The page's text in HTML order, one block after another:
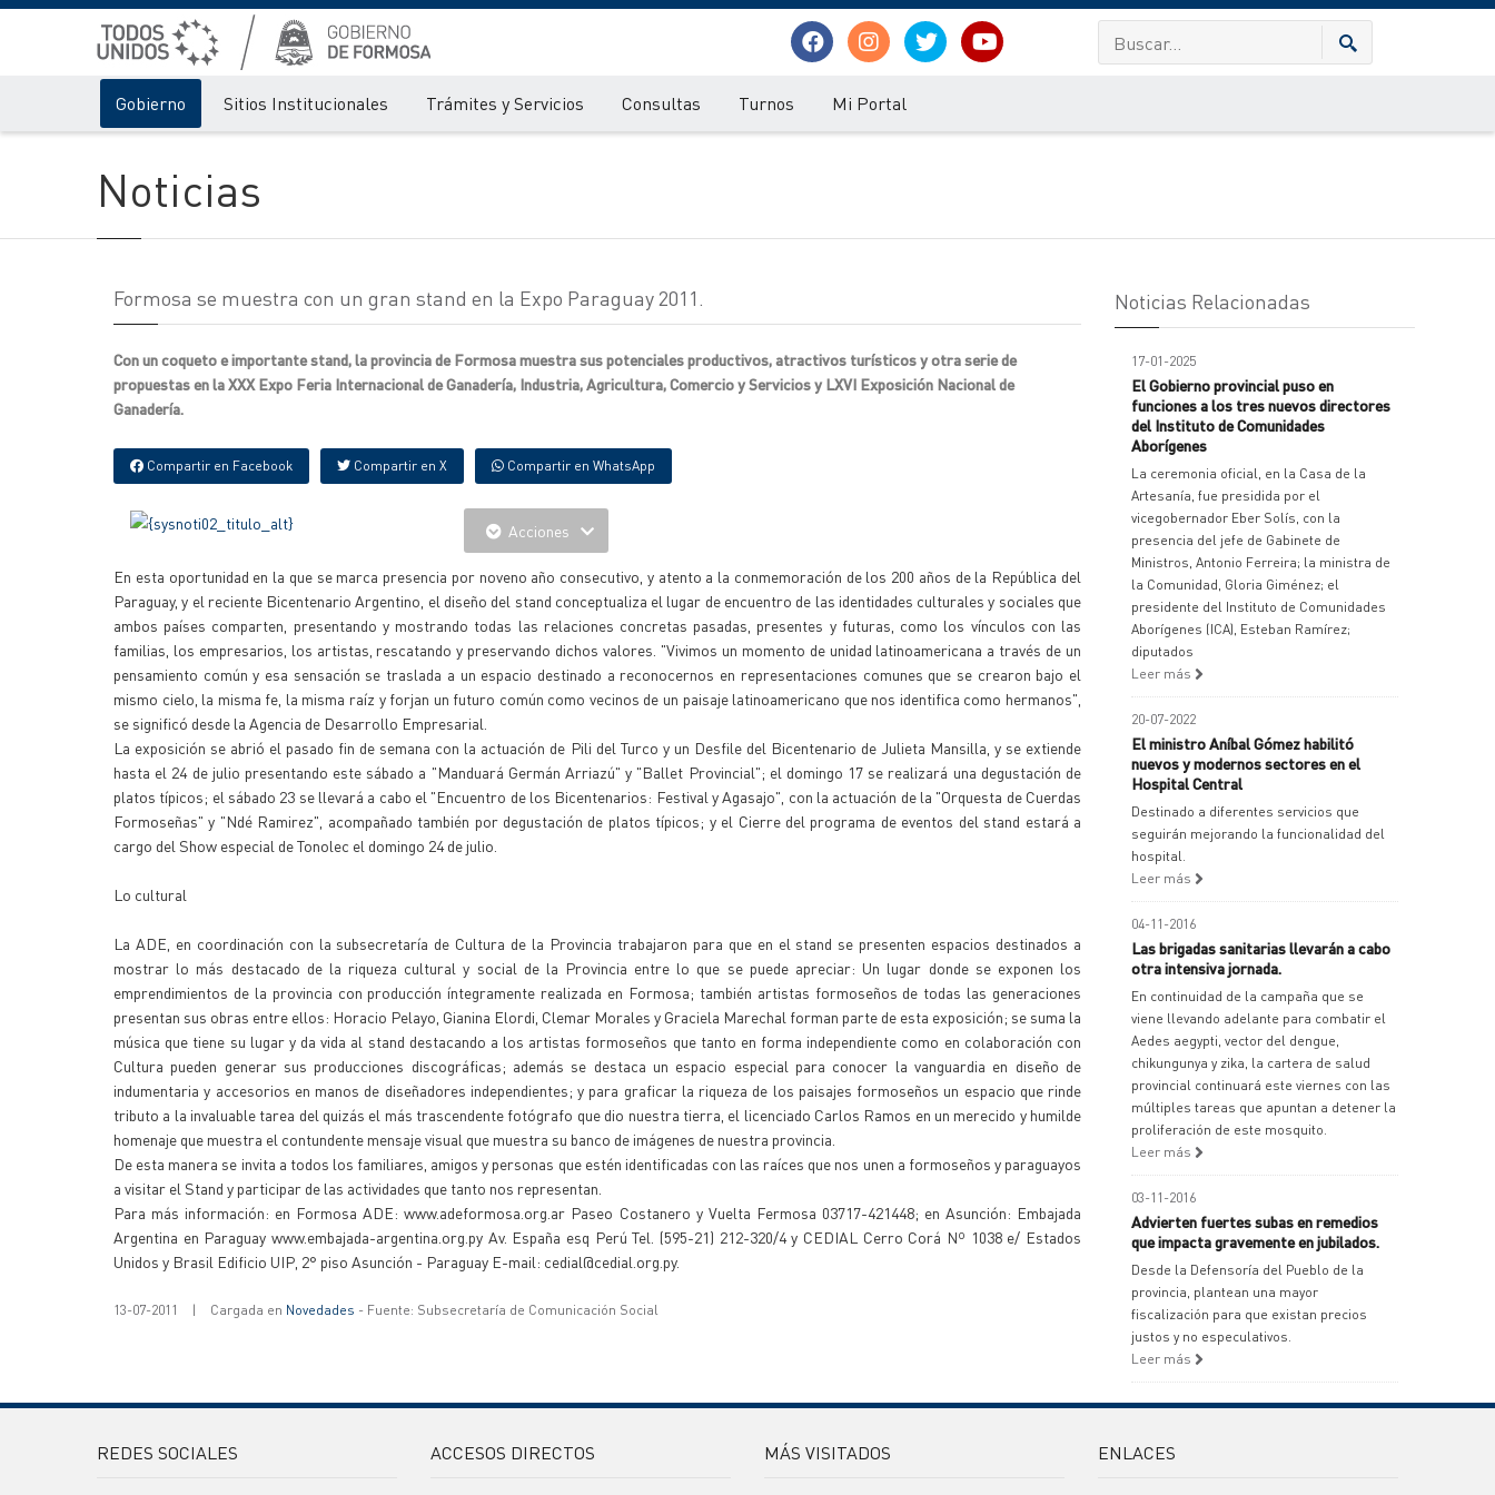
Gobierno Sitios Institucionales Trámites y Servicios Consultas Turnos Mi Portal
Noticias
Formosa se muestra con un gran stand en la Expo Paraguay 2011.
Con un coqueto e importante stand, la provincia de Formosa muestra sus potenciales productivos, atractivos turísticos y otra serie de
propuestas en la XXX Expo Feria Internacional de Ganadería, Industria, Agricultura, Comercio y Servicios y LXVI Exposición Nacional de
Ganadería.
Compartir en Facebook Compartir en X Compartir en WhatsApp
Acciones
En esta oportunidad en la que se marca presencia por noveno año consecutivo, y atento a la conmemoración de los 200 años de la República del
Paraguay, y el reciente Bicentenario Argentino, el diseño del stand conceptualiza el lugar de encuentro de las identidades culturales y sociales que
ambos países comparten, presentando y mostrando todas las relaciones concretas pasadas, presentes y futuras, como los vínculos con las
familias, los empresarios, los artistas, rescatando y preservando dichos valores. "Vivimos un momento de unidad latinoamericana a través de un
pensamiento común y esa sensación se traslada a un espacio destinado a reconocernos en representaciones comunes que se crearon bajo el
mismo cielo, la misma fe, la misma raíz y forjan un futuro común como vecinos de un paisaje latinoamericano que nos identifica como hermanos",
se significó desde la Agencia de Desarrollo Empresarial.
La exposición se abrió el pasado fin de semana con la actuación de Pili del Turco y un Desfile del Bicentenario de Julieta Mansilla, y se extiende
hasta el 24 de julio presentando este sábado a "Manduará Germán Arriazú" y "Ballet Provincial"; el domingo 17 se realizará una degustación de
platos típicos; el sábado 23 se llevará a cabo el "Encuentro de los Bicentenarios: Festival y Agasajo", con la actuación de la "Orquesta de Cuerdas
Formoseñas" y "Ndé Ramirez", acompañado también por degustación de platos típicos; y el Cierre del programa de eventos del stand estará a
cargo del Show especial de Tonolec el domingo 24 de julio.
Lo cultural
La ADE, en coordinación con la subsecretaría de Cultura de la Provincia trabajaron para que en el stand se presenten espacios destinados a
mostrar lo más destacado de la riqueza cultural y social de la Provincia entre lo que se puede apreciar: Un lugar donde se exponen los
emprendimientos de la provincia con producción íntegramente realizada en Formosa; también artistas formoseños de todas las generaciones
presentan sus obras entre ellos: Horacio Pelayo, Gianina Elordi, Clemar Morales y Graciela Marechal forman parte de esta exposición; se suma la
música que tiene su lugar y da vida al stand destacando a los artistas formoseños que tanto en forma independiente como en colaboración con
Cultura pueden generar sus producciones discográficas; además se destaca un espacio especial para conocer la vanguardia en diseño de
indumentaria y accesorios en manos de diseñadores independientes; y para graficar la riqueza de los paisajes formoseños un espacio que rinde
tributo a la invaluable tarea del quizás el más trascendente fotógrafo que dio nuestra tierra, el licenciado Carlos Ramos en un merecido y humilde
homenaje que muestra el contundente mensaje visual que muestra su banco de imágenes de nuestra provincia.
De esta manera se invita a todos los familiares, amigos y personas que estén identificadas con las raíces que nos unen a formoseños y paraguayos
a visitar el Stand y participar de las actividades que tanto nos representan.
Para más información: en Formosa ADE: www.adeformosa.org.ar Paseo Costanero y Vuelta Fermosa 03717-421448; en Asunción: Embajada
Argentina en Paraguay www.embajada-argentina.org.py Av. España esq Perú Tel. (595-21) 212-320/4 y CEDIAL Cerro Corá Nº 1038 e/ Estados
Unidos y Brasil Edificio UIP, 2° piso Asunción - Paraguay E-mail: cedial@cedial.org.py.
13-07-2011 | Cargada en Novedades - Fuente: Subsecretaría de Comunicación Social
Noticias Relacionadas
17-01-2025
El Gobierno provincial puso en
funciones a los tres nuevos directores
del Instituto de Comunidades
Aborígenes
La ceremonia oficial, en la Casa de la
Artesanía, fue presidida por el
vicegobernador Eber Solís, con la
presencia del jefe de Gabinete de
Ministros, Antonio Ferreira; la ministra de
la Comunidad, Gloria Giménez; el
presidente del Instituto de Comunidades
Aborígenes (ICA), Esteban Ramírez;
diputados
Leer más
20-07-2022
El ministro Aníbal Gómez habilitó
nuevos y modernos sectores en el
Hospital Central
Destinado a diferentes servicios que
seguirán mejorando la funcionalidad del
hospital.
Leer más
04-11-2016
Las brigadas sanitarias llevarán a cabo
otra intensiva jornada.
En continuidad de la campaña que se
viene llevando adelante para combatir el
Aedes aegypti, vector del dengue,
chikungunya y zika, la cartera de salud
provincial continuará este viernes con las
múltiples tareas que apuntan a detener la
proliferación de este mosquito.
Leer más
03-11-2016
Advierten fuertes subas en remedios
que impacta gravemente en jubilados.
Desde la Defensoría del Pueblo de la
provincia, plantean una mayor
fiscalización para que existan precios
justos y no especulativos.
Leer más
REDES SOCIALES ACCESOS DIRECTOS MÁS VISITADOS ENLACES